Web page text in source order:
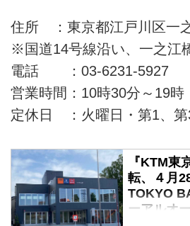
住所 ：東京都江戸川区一
※国道14号線沿い、一之江
電話 ：03-6231-5927
営業時間：10時30分～19時
定休日 ：火曜日・第1、第
『KTM東
転、４月
TOKYO
ーアルオ